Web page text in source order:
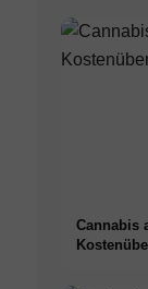
Cannabis